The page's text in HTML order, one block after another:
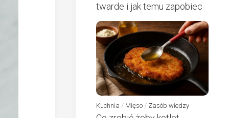
twarde i jak temu zapobiec
Kuchnia / Mięso / Zasób wiedzy